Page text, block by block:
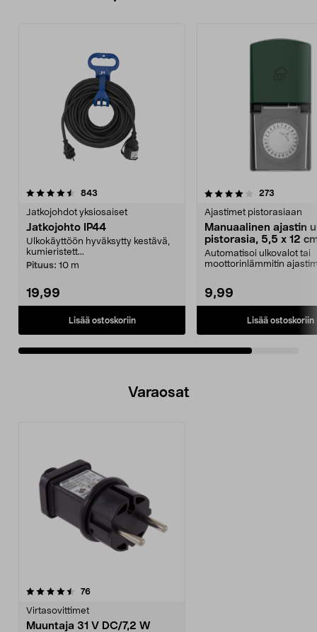
843
Jatkojohdot yksiosaiset
Jatkojohto IP44
Ulkokäyttöön hyväksytty kestävä,
kumieristett...
Pituus: 10 m
19,99
Lisää ostoskoriin
4.0viidestä
273
Ajastimet pistorasiaan
Manuaalinen ajastin
pistorasia, 5,5 x 12
Automatisoi ulkovalot tai
moottorinlämmitin
9,99
Lisää ostoskoriin
Varaosat
76arvostelut
Virtasovittimet
Muuntaja 31 V DC/7,2 W